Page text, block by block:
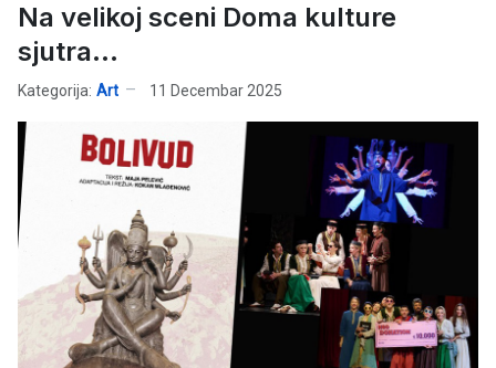
Na velikoj sceni Doma kulture
sjutra...
Kategorija: Art 11 Decembar 2025